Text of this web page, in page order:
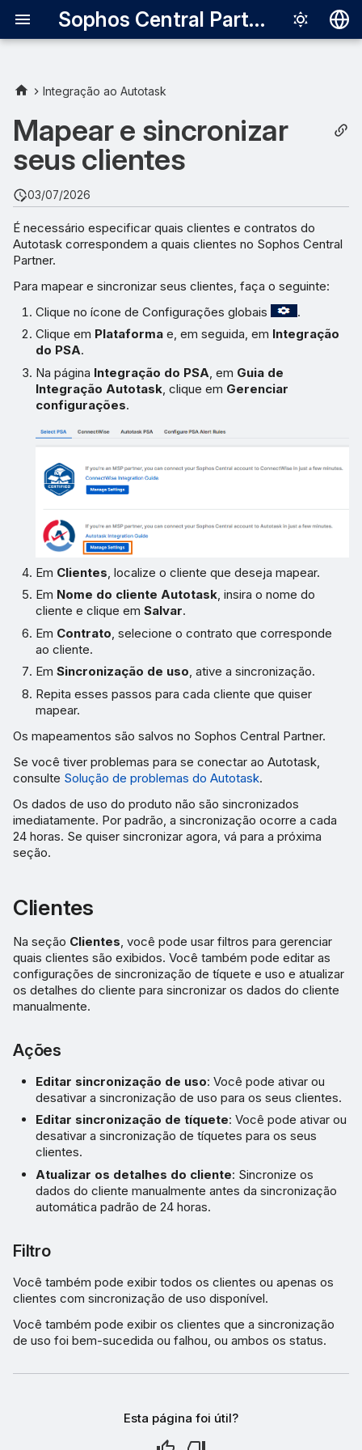
Sophos Central Partner
Français
日本語
한국어
中文（繁體）
Ações
Filtro
Integração ao Autotask
Mapear e sincronizar
seus clientes
03/07/2026
É necessário especificar quais clientes e contratos do
Autotask correspondem a quais clientes no Sophos Central
Partner.
Para mapear e sincronizar seus clientes, faça o seguinte:
Clique no ícone de Configurações globais
.
Clique em Plataforma e, em seguida, em Integração
do PSA.
Na página Integração do PSA , em Guia de
Integração Autotask , clique em Gerenciar
configurações.
Em Clientes , localize o cliente que deseja mapear.
Em Nome do cliente Autotask, insira o nome do
cliente e clique emSalvar.
Em Contrato , selecione o contrato que corresponde
ao cliente.
EmSincronização de uso, ative a sincronização.
Repita esses passos para cada cliente que quiser
mapear.
Os mapeamentos são salvos no Sophos Central Partner.
Se você tiver problemas para se conectar ao Autotask,
consulte Solução de problemas do Autotask.
Os dados de uso do produto não são sincronizados
imediatamente. Por padrão, a sincronização ocorre a cada
24 horas. Se quiser sincronizar agora, vá para a próxima
seção.
Clientes
Na seção Clientes , você pode usar filtros para gerenciar
quais clientes são exibidos. Você também pode editar as
configurações de sincronização de tíquete e uso e atualizar
os detalhes do cliente para sincronizar os dados do cliente
manualmente.
Ações
Editar sincronização de uso: Você pode ativar ou
desativar a sincronização de uso para os seus clientes.
Editar sincronização de tíquete: Você pode ativar ou
desativar a sincronização de tíquetes para os seus
clientes.
Atualizar os detalhes do cliente: Sincronize os
dados do cliente manualmente antes da sincronização
automática padrão de 24 horas.
Filtro
Você também pode exibir todos os clientes ou apenas os
clientes com sincronização de uso disponível.
Você também pode exibir os clientes que a sincronização
de uso foi bem-sucedida ou falhou, ou ambos os status.
Esta página foi útil?